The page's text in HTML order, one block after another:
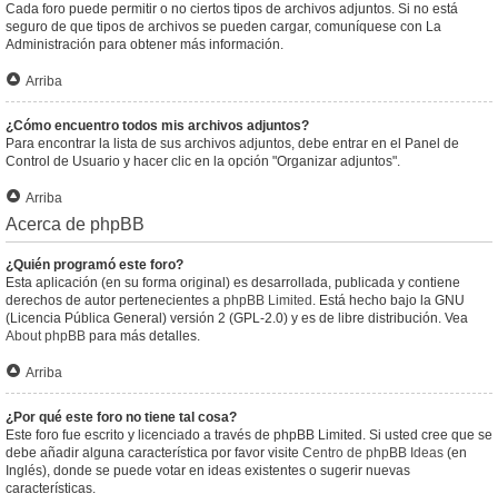
Cada foro puede permitir o no ciertos tipos de archivos adjuntos. Si no está
seguro de que tipos de archivos se pueden cargar, comuníquese con La
Administración para obtener más información.
Arriba
¿Cómo encuentro todos mis archivos adjuntos?
Para encontrar la lista de sus archivos adjuntos, debe entrar en el Panel de
Control de Usuario y hacer clic en la opción "Organizar adjuntos".
Arriba
Acerca de phpBB
¿Quién programó este foro?
Esta aplicación (en su forma original) es desarrollada, publicada y contiene
derechos de autor pertenecientes a phpBB Limited . Está hecho bajo la GNU
(Licencia Pública General) versión 2 (GPL-2.0) y es de libre distribución. Vea
About phpBB para más detalles.
Arriba
¿Por qué este foro no tiene tal cosa?
Este foro fue escrito y licenciado a través de phpBB Limited. Si usted cree que se
debe añadir alguna característica por favor visite Centro de phpBB Ideas (en
Inglés), donde se puede votar en ideas existentes o sugerir nuevas
características.